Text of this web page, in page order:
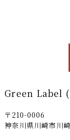
Green Label (
〒210-0006
神奈川県川崎市川